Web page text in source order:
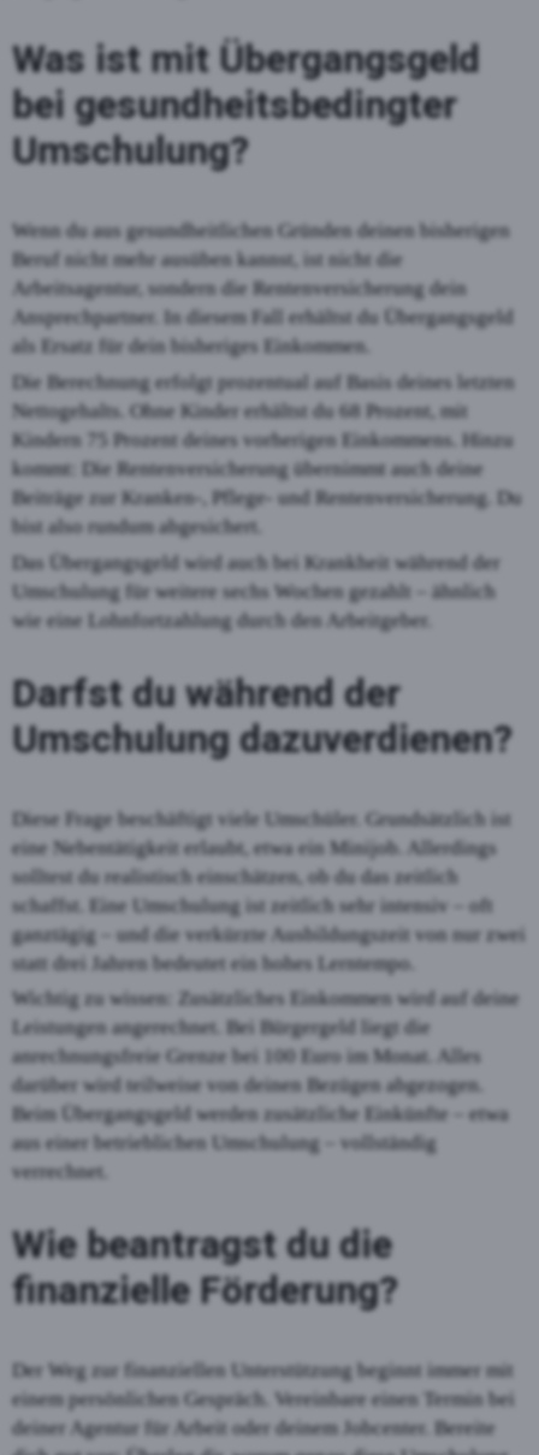
Was ist mit Übergangsgeld
bei gesundheitsbedingter
Umschulung?
Wenn du aus gesundheitlichen Gründen deinen bisherigen
Beruf nicht mehr ausüben kannst, ist nicht die
Arbeitsagentur, sondern die Rentenversicherung dein
Ansprechpartner. In diesem Fall erhältst du Übergangsgeld
als Ersatz für dein bisheriges Einkommen.
Die Berechnung erfolgt prozentual auf Basis deines letzten
Nettogehalts. Ohne Kinder erhältst du 68 Prozent, mit
Kindern 75 Prozent deines vorherigen Einkommens. Hinzu
kommt: Die Rentenversicherung übernimmt auch deine
Beiträge zur Kranken-, Pflege- und Rentenversicherung. Du
bist also rundum abgesichert.
Das Übergangsgeld wird auch bei Krankheit während der
Umschulung für weitere sechs Wochen gezahlt – ähnlich
wie eine Lohnfortzahlung durch den Arbeitgeber.
Darfst du während der
Umschulung dazuverdienen?
Diese Frage beschäftigt viele Umschüler. Grundsätzlich ist
eine Nebentätigkeit erlaubt, etwa ein Minijob. Allerdings
solltest du realistisch einschätzen, ob du das zeitlich
schaffst. Eine Umschulung ist zeitlich sehr intensiv – oft
ganztägig – und die verkürzte Ausbildungszeit von nur zwei
statt drei Jahren bedeutet ein hohes Lerntempo.
Wichtig zu wissen: Zusätzliches Einkommen wird auf deine
Leistungen angerechnet. Bei Bürgergeld liegt die
anrechnungsfreie Grenze bei 100 Euro im Monat. Alles
darüber wird teilweise von deinen Bezügen abgezogen.
Beim Übergangsgeld werden zusätzliche Einkünfte – etwa
aus einer betrieblichen Umschulung – vollständig
verrechnet.
Wie beantragst du die
finanzielle Förderung?
Der Weg zur finanziellen Unterstützung beginnt immer mit
einem persönlichen Gespräch. Vereinbare einen Termin bei
deiner Agentur für Arbeit oder deinem Jobcenter. Bereite